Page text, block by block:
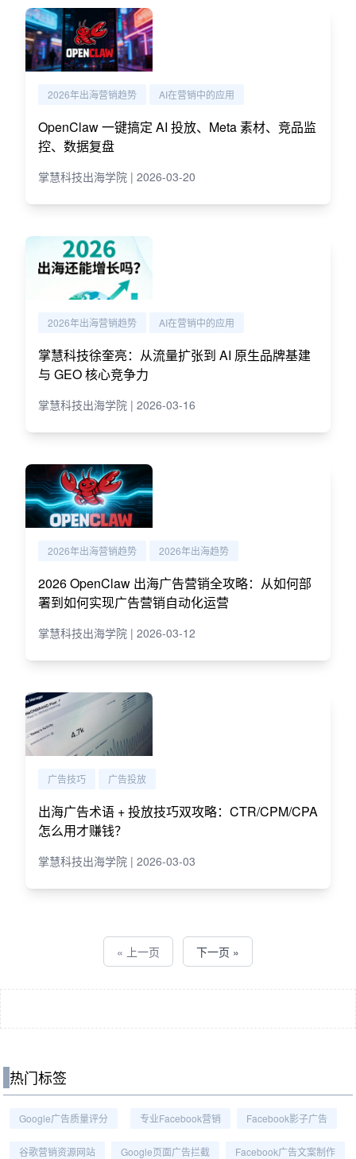
2026年出海营销趋势 AI在营销中的应用
OpenClaw 一键搞定 AI 投放、Meta 素材、竞品监
控、数据复盘
掌慧科技出海学院 | 2026-03-20
2026年出海营销趋势 AI在营销中的应用
掌慧科技徐奎亮：从流量扩张到 AI 原生品牌基建
与 GEO 核心竞争力
掌慧科技出海学院 | 2026-03-16
2026年出海营销趋势 2026年出海趋势
2026 OpenClaw 出海广告营销全攻略：从如何部
署到如何实现广告营销自动化运营
掌慧科技出海学院 | 2026-03-12
广告技巧 广告投放
出海广告术语 + 投放技巧双攻略：CTR/CPM/CPA
怎么用才赚钱？
掌慧科技出海学院 | 2026-03-03
« 上一页 下一页 »
热门标签
Google广告质量评分 专业Facebook营销 Facebook影子广告
谷歌营销资源网站 Google页面广告拦截 Facebook广告文案制作